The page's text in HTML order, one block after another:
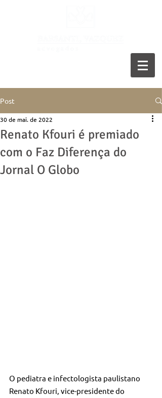
Post
Renato Kfouri é premiado
com o Faz Diferença do
Jornal O Globo
30 de mai. de 2022
O pediatra e infectologista paulistano
Renato Kfouri, vice-presidente do